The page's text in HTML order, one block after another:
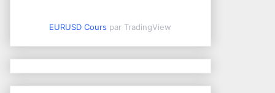
EURUSD Cours par TradingView